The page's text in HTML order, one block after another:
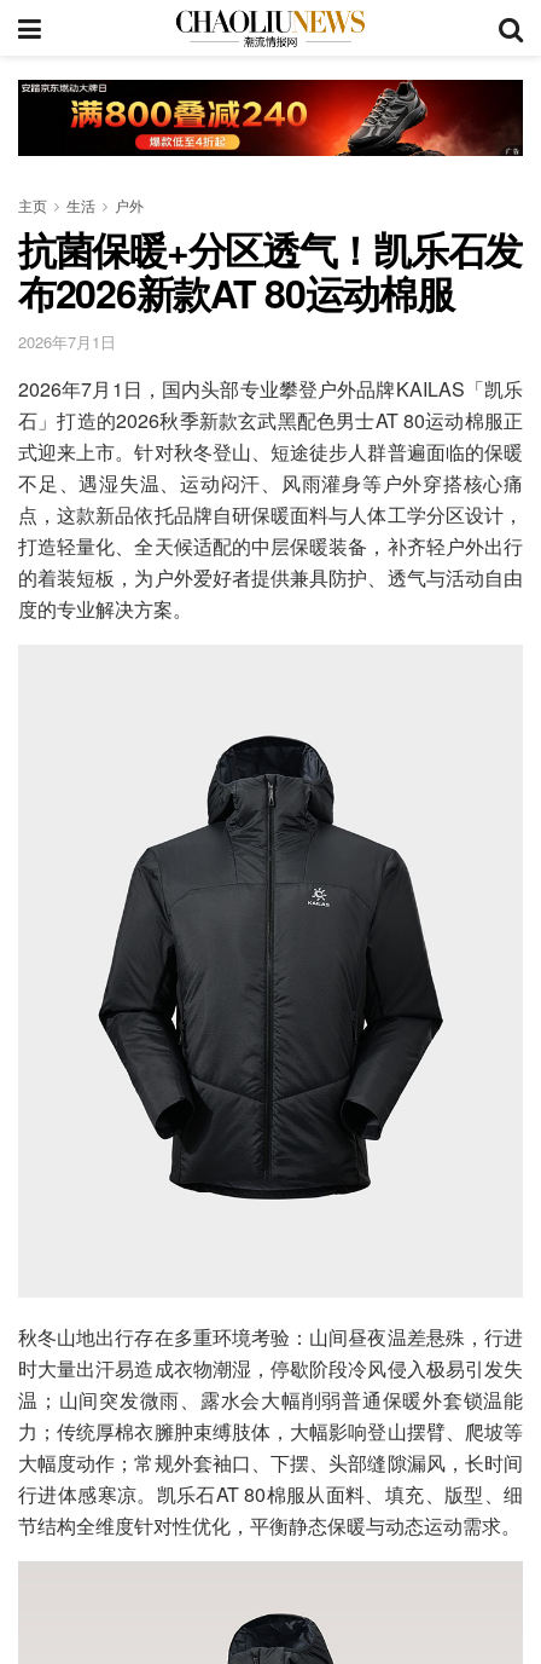
主页 生活 户外
抗菌保暖+分区透气！凯乐石发
布2026新款AT 80运动棉服
2026年7月1日
2026年7月1日，国内头部专业攀登户外品牌KAILAS「凯乐
石」打造的2026秋季新款玄武黑配色男士AT 80运动棉服正
式迎来上市。针对秋冬登山、短途徒步人群普遍面临的保暖
不足、遇湿失温、运动闷汗、风雨灌身等户外穿搭核心痛
点，这款新品依托品牌自研保暖面料与人体工学分区设计，
打造轻量化、全天候适配的中层保暖装备，补齐轻户外出行
的着装短板，为户外爱好者提供兼具防护、透气与活动自由
度的专业解决方案。
秋冬山地出行存在多重环境考验：山间昼夜温差悬殊，行进
时大量出汗易造成衣物潮湿，停歇阶段冷风侵入极易引发失
温；山间突发微雨、露水会大幅削弱普通保暖外套锁温能
力；传统厚棉衣臃肿束缚肢体，大幅影响登山摆臂、爬坡等
大幅度动作；常规外套袖口、下摆、头部缝隙漏风，长时间
行进体感寒凉。凯乐石AT 80棉服从面料、填充、版型、细
节结构全维度针对性优化，平衡静态保暖与动态运动需求。